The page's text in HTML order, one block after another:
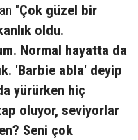
"Çok güzel bir
oldu.
Normal hayatta da
'Barbie abla' deyip
yürürken hiç
oluyor, seviyorlar
Seni çok